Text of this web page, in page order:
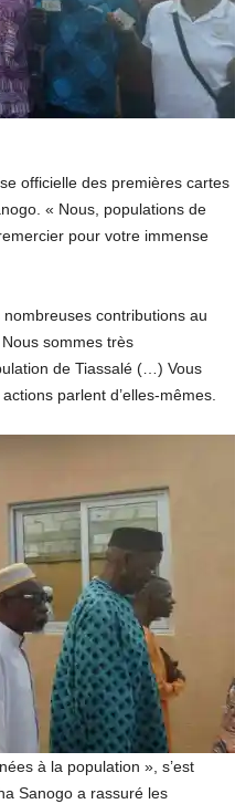
officielle des premières cartes
« Nous, populations de
pour votre immense
contributions au
sommes très
de Tiassalé (…) Vous
parlent d’elles-mêmes.
à la population », s’est
Sanogo a rassuré les